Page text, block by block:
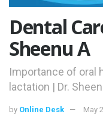
Dental
Sheenu A
Importance of oral
lactation | Dr.
by Online Desk May